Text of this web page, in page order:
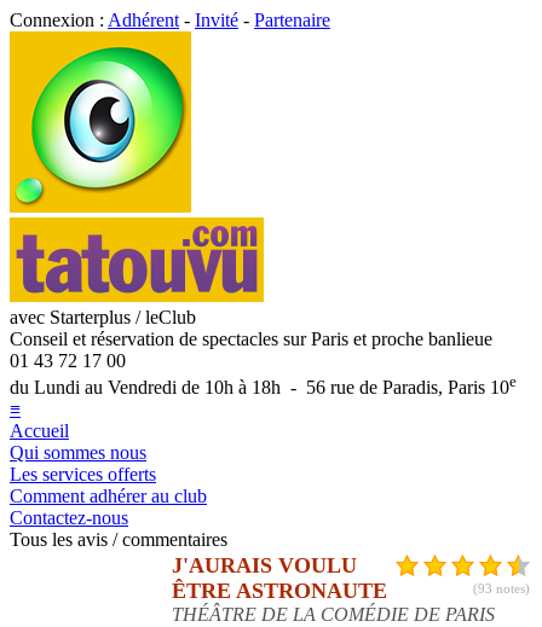
Connexion : Adhérent - Invité - Partenaire
avec Starterplus / leClub
Conseil et réservation de spectacles sur Paris et proche banlieue
01 43 72 17 00
du Lundi au Vendredi de 10h à 18h - 56 rue de Paradis, Paris 10e
≡
Accueil
Qui sommes nous
Les services offerts
Comment adhérer au club
Contactez-nous
Tous les avis / commentaires
(93 notes)
J'AURAIS VOULU
ÊTRE ASTRONAUTE
THÉÂTRE DE LA COMÉDIE DE PARIS